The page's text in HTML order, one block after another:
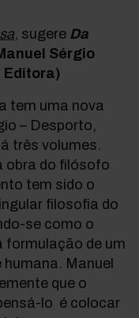
, sugere Da
Sérgio
Editora)
tem uma nova
– Desporto,
três volumes.
obra do filósofo
tem sido o
filosofia do
se como o
formulação de um
Manuel
que o
lo é colocar